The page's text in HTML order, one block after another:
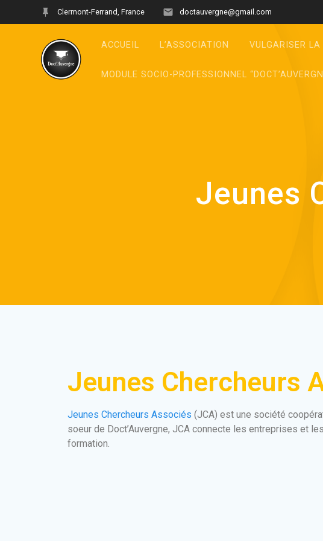
Clermont-Ferrand, France doctauvergne@gmail.com
ACCUEIL L’ASSOCIATION VULGARISER LA
MODULE SOCIO-PROFESSIONNEL
Jeunes
Jeunes Chercheurs
Jeunes Chercheurs Associés (JCA) est une société
soeur de Doct’Auvergne, JCA connecte les entreprises et
formation.